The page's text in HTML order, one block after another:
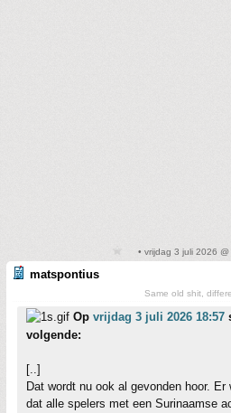
• vrijdag 3 juli 2026
matspontius
Same old shit,
Op vrijdag 3 juli 2026 18:57
volgende:
[..]
Dat wordt nu ook al gevonden hoor.
dat alle spelers met een Surinaamse